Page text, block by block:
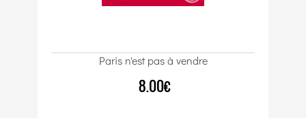
Paris n'est pas à vendre
8.00€